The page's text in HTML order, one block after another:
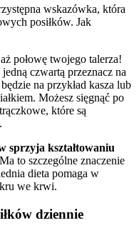
wskazówka, która
posiłków. Jak
połowę twojego talerza!
czwartą przeznacz na
na przykład kasza lub
Możesz sięgnąć po
które są
sprzyja kształtowaniu
Ma to szczególne znaczenie
dieta pomaga w
we krwi.
dziennie